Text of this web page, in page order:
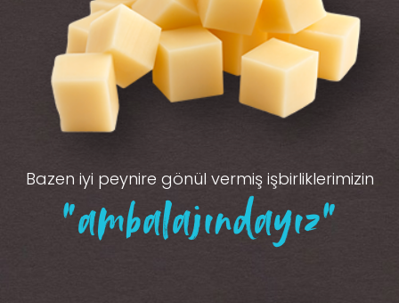
Bazen iyi peynire gönül vermiş işbirliklerimizin
“ambalajındayız”